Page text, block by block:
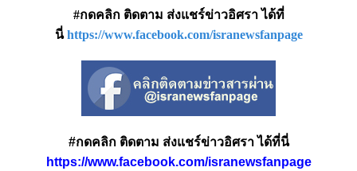
#กดคลิก ติดตาม ส่งแชร์ข่าวอิศรา ได้ที่
นี่ https://www.facebook.com/isranewsfanpage
#กดคลิก ติดตาม ส่งแชร์ข่าวอิศรา ได้ที่นี่
https://www.facebook.com/isranewsfanpage